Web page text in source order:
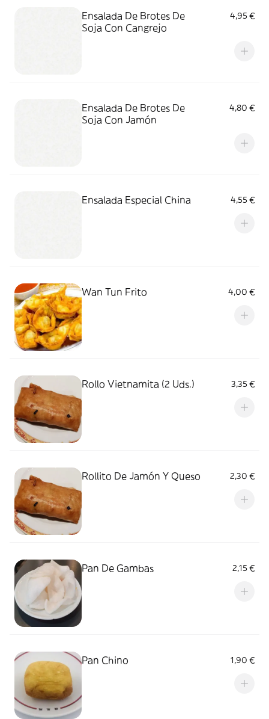
Ensalada De Brotes De
Soja Con Cangrejo
4,95 €
Ensalada De Brotes De
Soja Con Jamón
4,80 €
Ensalada Especial China 4,55 €
Wan Tun Frito 4,00 €
Rollo Vietnamita (2 Uds.) 3,35 €
Rollito De Jamón Y Queso 2,30 €
Pan De Gambas 2,15 €
Pan Chino 1,90 €